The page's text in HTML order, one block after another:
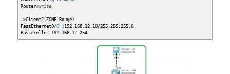
Router#write
->Client2 (ZONE Rouge)
FastEthernet0/0 :192.168.12.10/255.255.255.0
Passerelle: 192.168.12.254